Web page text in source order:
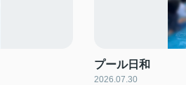
プール日和
2026.07.30